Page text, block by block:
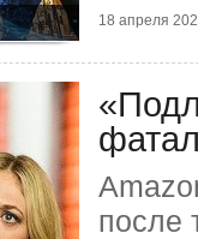
18 апреля
после